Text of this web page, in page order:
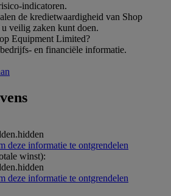
indicatoren.
de kredietwaardigheid van Shop
veilig zaken kunt doen.
Equipment Limited?
en financiële informatie.
winst):